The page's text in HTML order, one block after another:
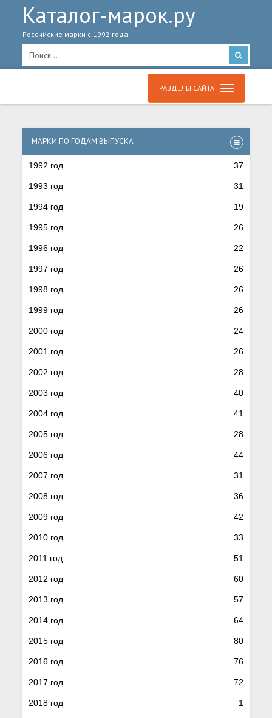
Каталог-марок.ру
Российские марки с 1992 года
РАЗДЕЛЫ САЙТА
МАРКИ ПО ГОДАМ ВЫПУСКА
1992 год 37
1993 год 31
1994 год 19
1995 год 26
1996 год 22
1997 год 26
1998 год 26
1999 год 26
2000 год 24
2001 год 26
2002 год 28
2003 год 40
2004 год 41
2005 год 28
2006 год 44
2007 год 31
2008 год 36
2009 год 42
2010 год 33
2011 год 51
2012 год 60
2013 год 57
2014 год 64
2015 год 80
2016 год 76
2017 год 72
2018 год 1